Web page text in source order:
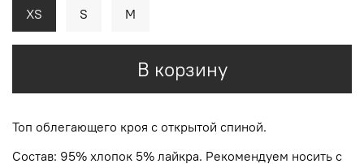
В корзину
XS S M
Топ облегающего кроя с открытой спиной.
Состав: 95% хлопок 5% лайкра. Рекомендуем носить с